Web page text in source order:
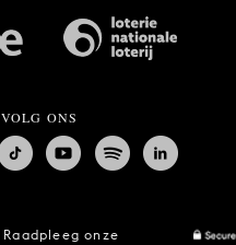
VOLG ONS
Raadpleeg onze